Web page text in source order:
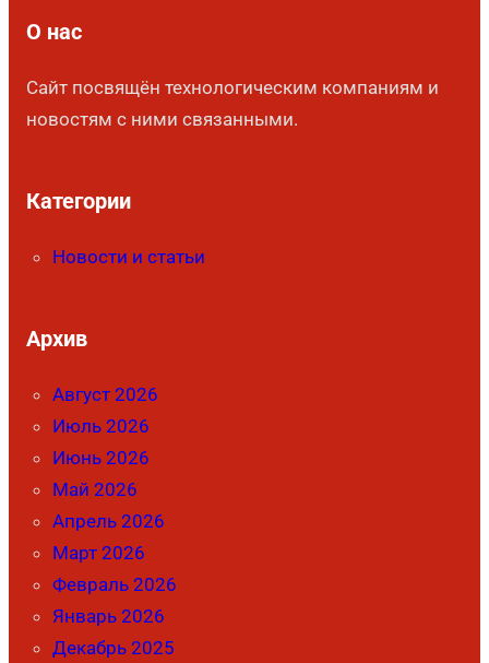
О нас
Сайт посвящён технологическим компаниям и
новостям с ними связанными.
Категории
Новости и статьи
Архив
Август 2026
Июль 2026
Июнь 2026
Май 2026
Апрель 2026
Март 2026
Февраль 2026
Январь 2026
Декабрь 2025